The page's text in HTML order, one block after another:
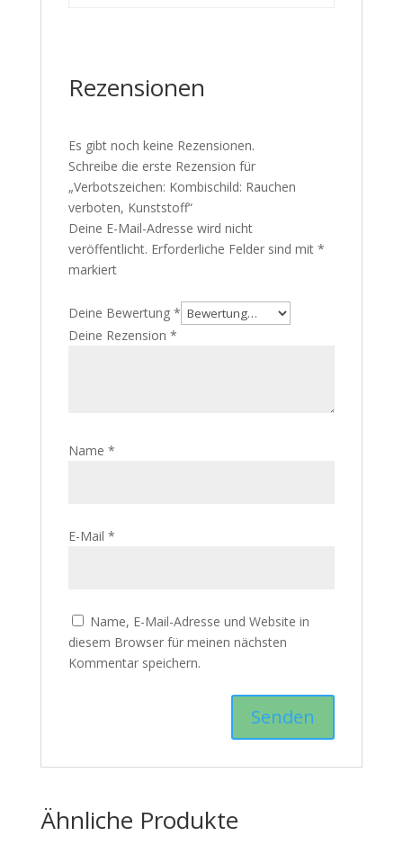
Rezensionen
Es gibt noch keine Rezensionen.
Schreibe die erste Rezension für
„Verbotszeichen: Kombischild: Rauchen
verboten, Kunststoff“
Deine E-Mail-Adresse wird nicht
veröffentlicht. Erforderliche Felder sind mit *
markiert
Deine Bewertung *
Deine Rezension *
Name *
E-Mail *
Name, E-Mail-Adresse und Website in
diesem Browser für meinen nächsten
Kommentar speichern.
Ähnliche Produkte